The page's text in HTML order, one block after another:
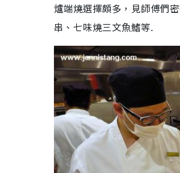
爐端燒選擇頗多，見師傅們
串、七味燒三文魚鰭等.